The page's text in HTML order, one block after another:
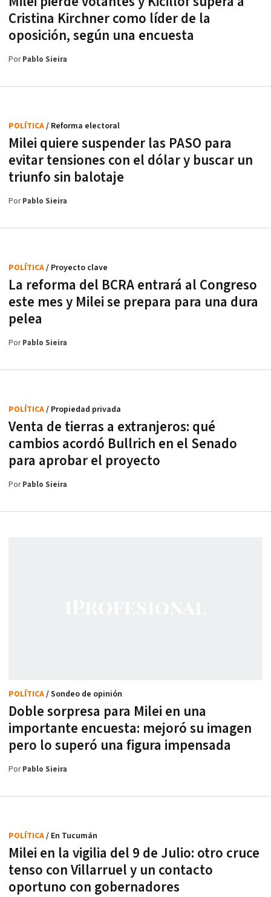
Cristina Kirchner como líder de la
oposición, según una encuesta
PorPablo Sieira
Milei quiere suspender las PASO para
evitar tensiones con el dólar y buscar un
triunfo sin balotaje
POLÍTICA/ Reforma electoral
PorPablo Sieira
La reforma del BCRA entrará al Congreso
este mes y Milei se prepara para una dura
pelea
POLÍTICA/ Proyecto clave
PorPablo Sieira
Venta de tierras a extranjeros: qué
cambios acordó Bullrich en el Senado
para aprobar el proyecto
POLÍTICA/ Propiedad privada
PorPablo Sieira
Doble sorpresa para Milei en una
importante encuesta: mejoró su imagen
pero lo superó una figura impensada
POLÍTICA/ Sondeo de opinión
PorPablo Sieira
Milei en la vigilia del 9 de Julio: otro cruce
tenso con Villarruel y un contacto
oportuno con gobernadores
POLÍTICA/ En Tucumán